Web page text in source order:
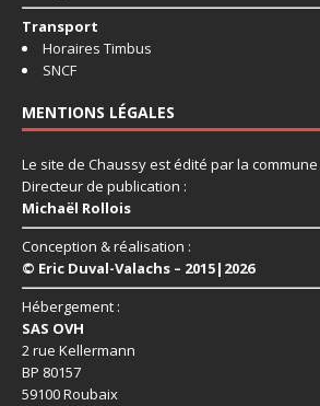
Transport
Horaires Timbus
SNCF
MENTIONS LÉGALES
Le site de Chaussy est édité par la
Directeur de publication :
Michaël Rollois
Conception & réalisation :
© Eric Duval-Valachs – 2015|2026
Hébergement :
SAS OVH
2 rue Kellermann
BP 80157
59100 Roubaix